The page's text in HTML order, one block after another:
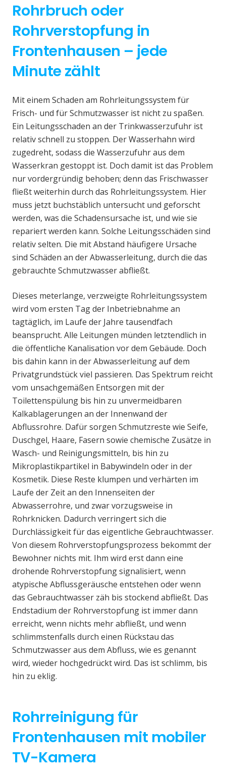
Rohrbruch oder
Rohrverstopfung in
Frontenhausen – jede
Minute zählt
Mit einem Schaden am Rohrleitungssystem für
Frisch- und für Schmutzwasser ist nicht zu spaßen.
Ein Leitungsschaden an der Trinkwasserzufuhr ist
relativ schnell zu stoppen. Der Wasserhahn wird
zugedreht, sodass die Wasserzufuhr aus dem
Wasserkran gestoppt ist. Doch damit ist das Problem
nur vordergründig behoben; denn das Frischwasser
fließt weiterhin durch das Rohrleitungssystem. Hier
muss jetzt buchstäblich untersucht und geforscht
werden, was die Schadensursache ist, und wie sie
repariert werden kann. Solche Leitungsschäden sind
relativ selten. Die mit Abstand häufigere Ursache
sind Schäden an der Abwasserleitung, durch die das
gebrauchte Schmutzwasser abfließt.
Dieses meterlange, verzweigte Rohrleitungssystem
wird vom ersten Tag der Inbetriebnahme an
tagtäglich, im Laufe der Jahre tausendfach
beansprucht. Alle Leitungen münden letztendlich in
die öffentliche Kanalisation vor dem Gebäude. Doch
bis dahin kann in der Abwasserleitung auf dem
Privatgrundstück viel passieren. Das Spektrum reicht
vom unsachgemäßen Entsorgen mit der
Toilettenspülung bis hin zu unvermeidbaren
Kalkablagerungen an der Innenwand der
Abflussrohre. Dafür sorgen Schmutzreste wie Seife,
Duschgel, Haare, Fasern sowie chemische Zusätze in
Wasch- und Reinigungsmitteln, bis hin zu
Mikroplastikpartikel in Babywindeln oder in der
Kosmetik. Diese Reste klumpen und verhärten im
Laufe der Zeit an den Innenseiten der
Abwasserrohre, und zwar vorzugsweise in
Rohrknicken. Dadurch verringert sich die
Durchlässigkeit für das eigentliche Gebrauchtwasser.
Von diesem Rohrverstopfungsprozess bekommt der
Bewohner nichts mit. Ihm wird erst dann eine
drohende Rohrverstopfung signalisiert, wenn
atypische Abflussgeräusche entstehen oder wenn
das Gebrauchtwasser zäh bis stockend abfließt. Das
Endstadium der Rohrverstopfung ist immer dann
erreicht, wenn nichts mehr abfließt, und wenn
schlimmstenfalls durch einen Rückstau das
Schmutzwasser aus dem Abfluss, wie es genannt
wird, wieder hochgedrückt wird. Das ist schlimm, bis
hin zu eklig.
Rohrreinigung für
Frontenhausen mit mobiler
TV-Kamera